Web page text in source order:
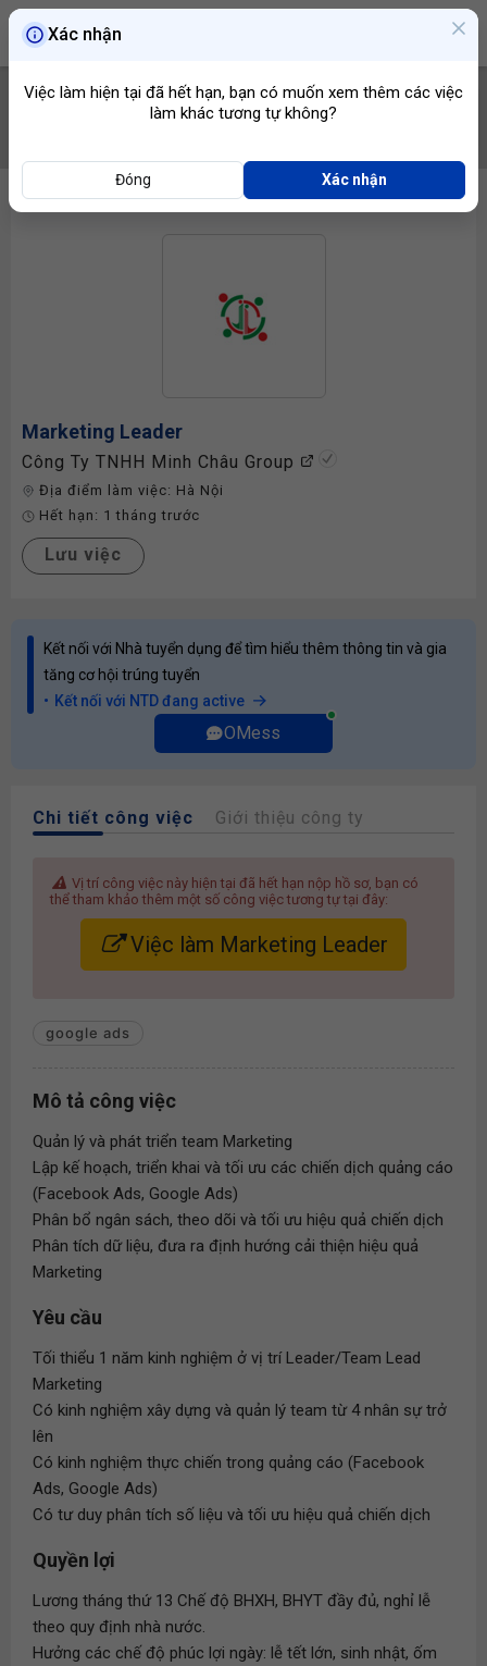
Marketing Leader
Công Ty TNHH Minh Châu Group
Địa điểm làm việc: Hà Nội
Hết hạn: 1 tháng trước
Lưu việc
Kết nối với Nhà tuyển dụng để tìm hiểu thêm thông tin và gia
tăng cơ hội trúng tuyển
Kết nối với NTD đang active
OMess
Chi tiết công việc Giới thiệu công ty
Vị trí công việc này hiện tại đã hết hạn nộp hồ sơ, bạn có
thể tham khảo thêm một số công việc tương tự tại đây:
Việc làm Marketing Leader
google ads
Mô tả công việc
Quản lý và phát triển team Marketing
Lập kế hoạch, triển khai và tối ưu các chiến dịch quảng cáo
(Facebook Ads, Google Ads)
Phân bổ ngân sách, theo dõi và tối ưu hiệu quả chiến dịch
Phân tích dữ liệu, đưa ra định hướng cải thiện hiệu quả
Marketing
Yêu cầu
Tối thiểu 1 năm kinh nghiệm ở vị trí Leader/Team Lead
Marketing
Có kinh nghiệm xây dựng và quản lý team từ 4 nhân sự trở
lên
Có kinh nghiệm thực chiến trong quảng cáo (Facebook
Ads, Google Ads)
Có tư duy phân tích số liệu và tối ưu hiệu quả chiến dịch
Quyền lợi
Lương tháng thứ 13 Chế độ BHXH, BHYT đầy đủ, nghỉ lễ
theo quy định nhà nước.
Hưởng các chế độ phúc lợi ngày: lễ tết lớn, sinh nhật, ốm
Xác nhận
Việc làm hiện tại đã hết hạn, bạn có muốn xem thêm các việc
làm khác tương tự không?
Đóng Xác nhận